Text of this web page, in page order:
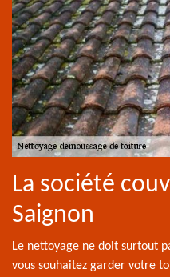
La société
Saignon
Le nettoyage ne doit surtout
vous souhaitez garder votre